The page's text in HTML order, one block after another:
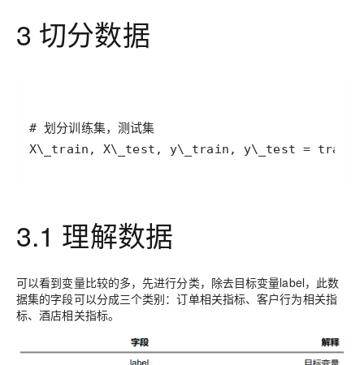
3 切分数据
X\_train, X\_test, y\_train, y\_test =
3.1 理解数据
可以看到变量比较的多，先进行分类，除去目标变量label，此数
据集的字段可以分成三个类别：订单相关指标、客户行为相关指
标、酒店相关指标。